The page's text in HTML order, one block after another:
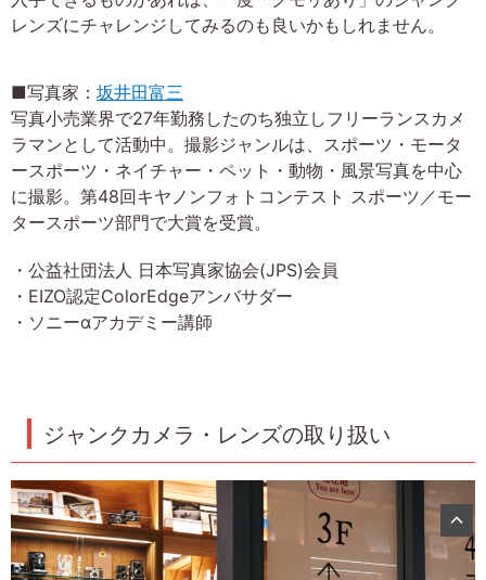
レンズにチャレンジしてみるのも良いかもしれません。
■写真家： 坂井田富三
写真小売業界で27年勤務したのち独立しフリーランスカメ
ラマンとして活動中。撮影ジャンルは、スポーツ・モータ
ースポーツ・ネイチャー・ペット・動物・風景写真を中心
に撮影。第48回キヤノンフォトコンテスト スポーツ／モー
タースポーツ部門で大賞を受賞。
・公益社団法人 日本写真家協会(JPS)会員
・EIZO認定ColorEdgeアンバサダー
・ソニーαアカデミー講師
ジャンクカメラ・レンズの取り扱い